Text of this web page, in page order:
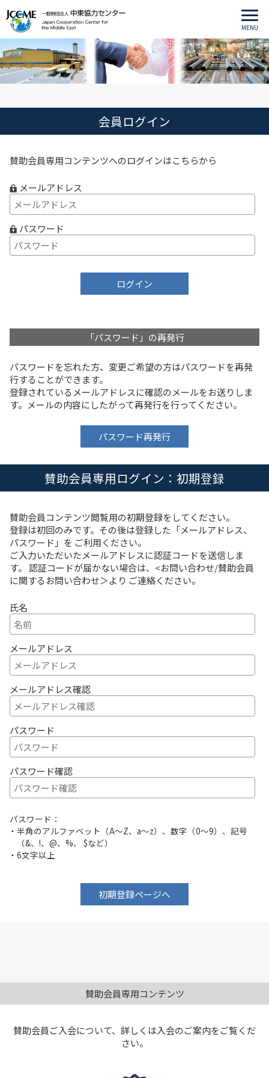
MENU
会員ログイン
賛助会員専用コンテンツへのログインはこちらから
メールアドレス
パスワード
ログイン
「パスワード」の再発行
パスワードを忘れた方、変更ご希望の方はパスワードを再発
行することができます。
登録されているメールアドレスに確認のメールをお送りしま
す。メールの内容にしたがって再発行を行ってください。
パスワード再発行
賛助会員専用ログイン：初期登録
賛助会員コンテンツ閲覧用の初期登録をしてください。
登録は初回のみです。その後は登録した「メールアドレス、
パスワード」を ご利用ください。
ご入力いただいたメールアドレスに認証コードを送信しま
す。 認証コードが届かない場合は、<お問い合わせ/賛助会員
に関するお問い合わせ＞より ご連絡ください。
氏名
メールアドレス
メールアドレス確認
パスワード
パスワード確認
パスワード：
半角のアルファベット（A～Z、a～z）、数字（0～9）、記号
（&、!、@、%、 $など）
6文字以上
初期登録ページへ
賛助会員専用コンテンツ
賛助会員ご入会について、詳しくは入会のご案内をご覧くだ
さい。